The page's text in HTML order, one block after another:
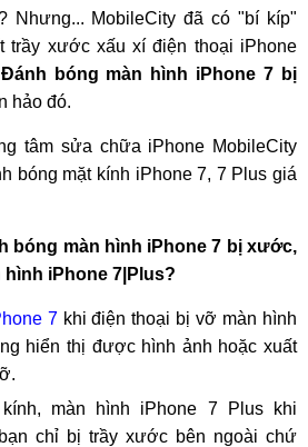
Nhưng... MobileCity đã có "bí kíp"
trầy xước xấu xí điện thoại iPhone
Đánh bóng màn hình iPhone 7 bị
hảo đó.
tâm sửa chữa iPhone MobileCity
bóng mặt kính iPhone 7, 7 Plus giá
bóng màn hình iPhone 7 bị xước,
hình iPhone 7|Plus?
7khi điện thoại bị vỡ màn hình
hiển thị được hình ảnh hoặc xuất
màn hình iPhone 7 Plus khi
chỉ bị trầy xước bên ngoài chứ